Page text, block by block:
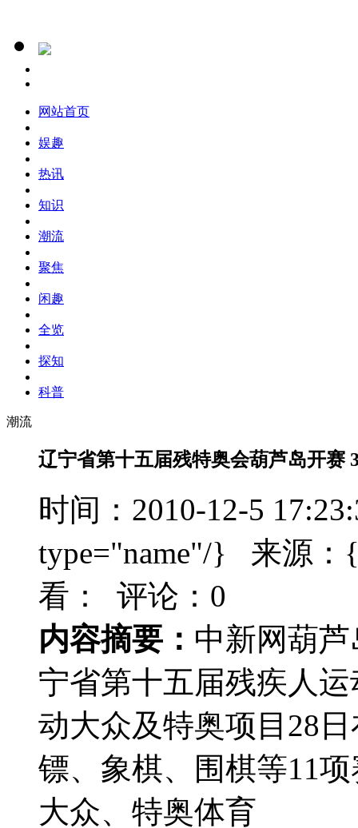
网站首页
娱趣
热讯
知识
潮流
聚焦
闲趣
全览
探知
科普
潮流
辽宁省第十五届残特奥会葫芦岛开赛
时间：2010-12-5
type="name"/} 来源：
看：
评论：0
内容摘要： 中新网葫
宁省第十五届残疾人
动大众及特奥项目28
镖、象棋、围棋等11
大众、特奥体育